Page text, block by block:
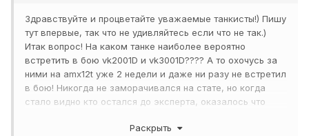
Здравствуйте и процветайте уважаемые танкисты!) Пишу
тут впервые, так что не удивляйтесь если что не так.)
Итак вопрос! На каком танке наиболее вероятно
встретить в бою vk2001D и vk3001D???? А то охочусь за
ними на amx12t уже 2 недели и даже ни разу не встретил
в бою! Никогда не заморачивался на стате, но когда
стало видно кто остался до эксперта, оказалось что
За 113 и лео катаюсь на чате155.) Так что подскажите
Раскрыть